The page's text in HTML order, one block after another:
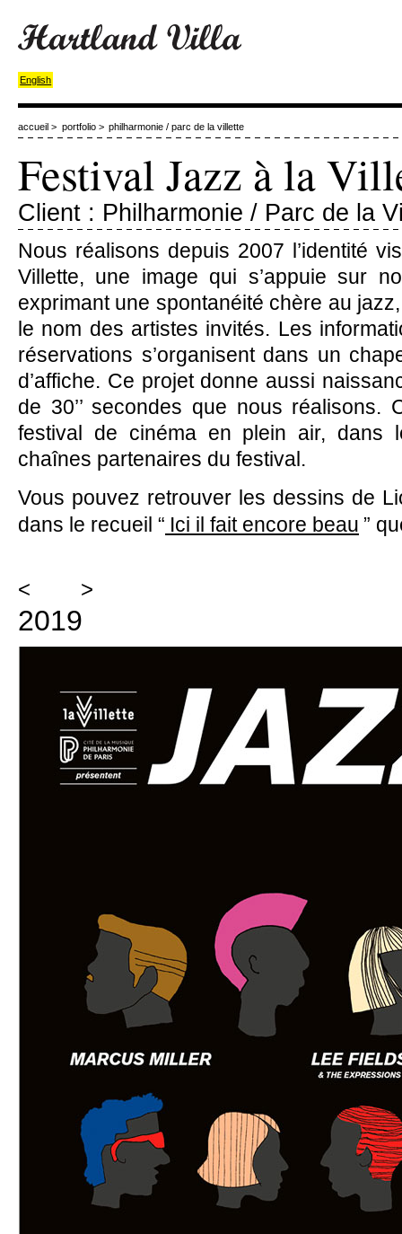
English
accueil > portfolio> philharmonie / parc de la villette
Festival Jazz à la
Client : Philharmonie / Parc de la
Nous réalisons depuis 2007 l’identité
Villette, une image qui s’appuie sur
exprimant une spontanéité chère au
le nom des artistes invités. Les
réservations s’organisent dans un
d’affiche. Ce projet donne aussi
de 30’’ secondes que nous
festival de cinéma en plein air, dans
chaînes partenaires du festival.
Vous pouvez retrouver les dessins de
dans le recueil “ Ici il fait encore beau ”
< >
2019